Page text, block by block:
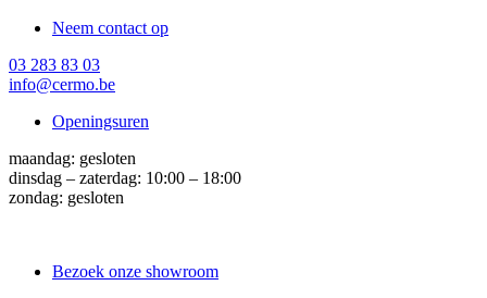
Neem contact op
03 283 83 03
info@cermo.be
Openingsuren
maandag: gesloten
dinsdag – zaterdag: 10:00 – 18:00
zondag: gesloten
Bezoek onze showroom